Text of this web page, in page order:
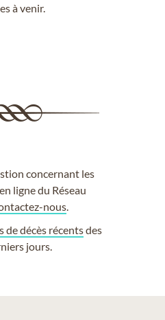
à venir.
concernant les
ligne du Réseau
nous
de décès récentsdes
jours.